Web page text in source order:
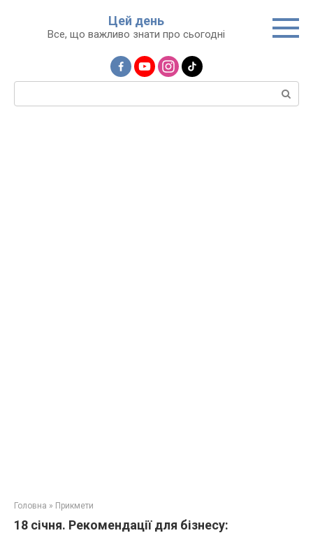
Цей день
Все, що важливо знати про сьогодні
Пошук:
Головна » Прикмети
18 січня. Рекомендації для бізнесу: